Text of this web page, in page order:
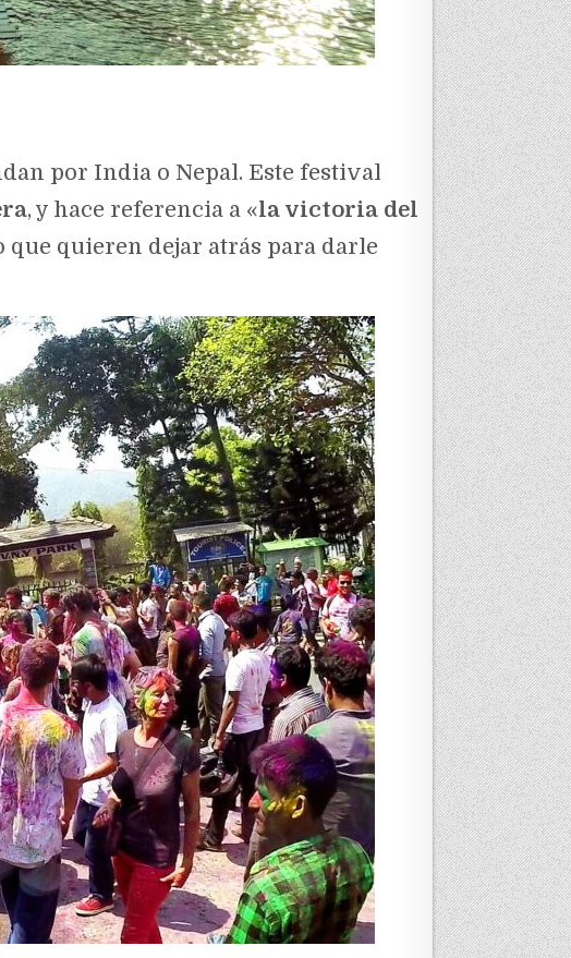
por India o Nepal. Este festival
, y hace referencia a «la victoria del
que quieren dejar atrás para darle